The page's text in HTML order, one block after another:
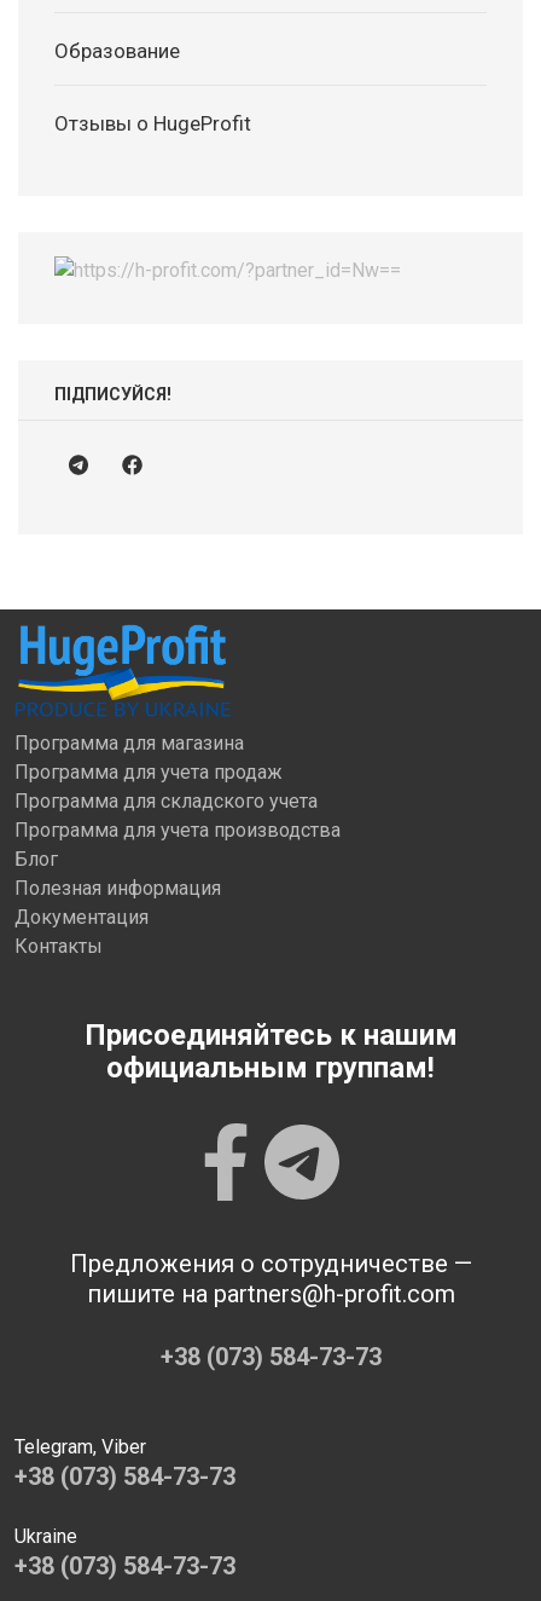
Образование
Отзывы о HugeProfit
ПІДПИСУЙСЯ!
Программа для магазина
Программа для учета продаж
Программа для складского учета
Программа для учета производства
Блог
Полезная информация
Документация
Контакты
Присоединяйтесь к нашим
официальным группам!
Предложения о сотрудничестве —
пишите на partners@h-profit.com
+38 (073) 584-73-73
Telegram, Viber
+38 (073) 584-73-73
Ukraine
+38 (073) 584-73-73